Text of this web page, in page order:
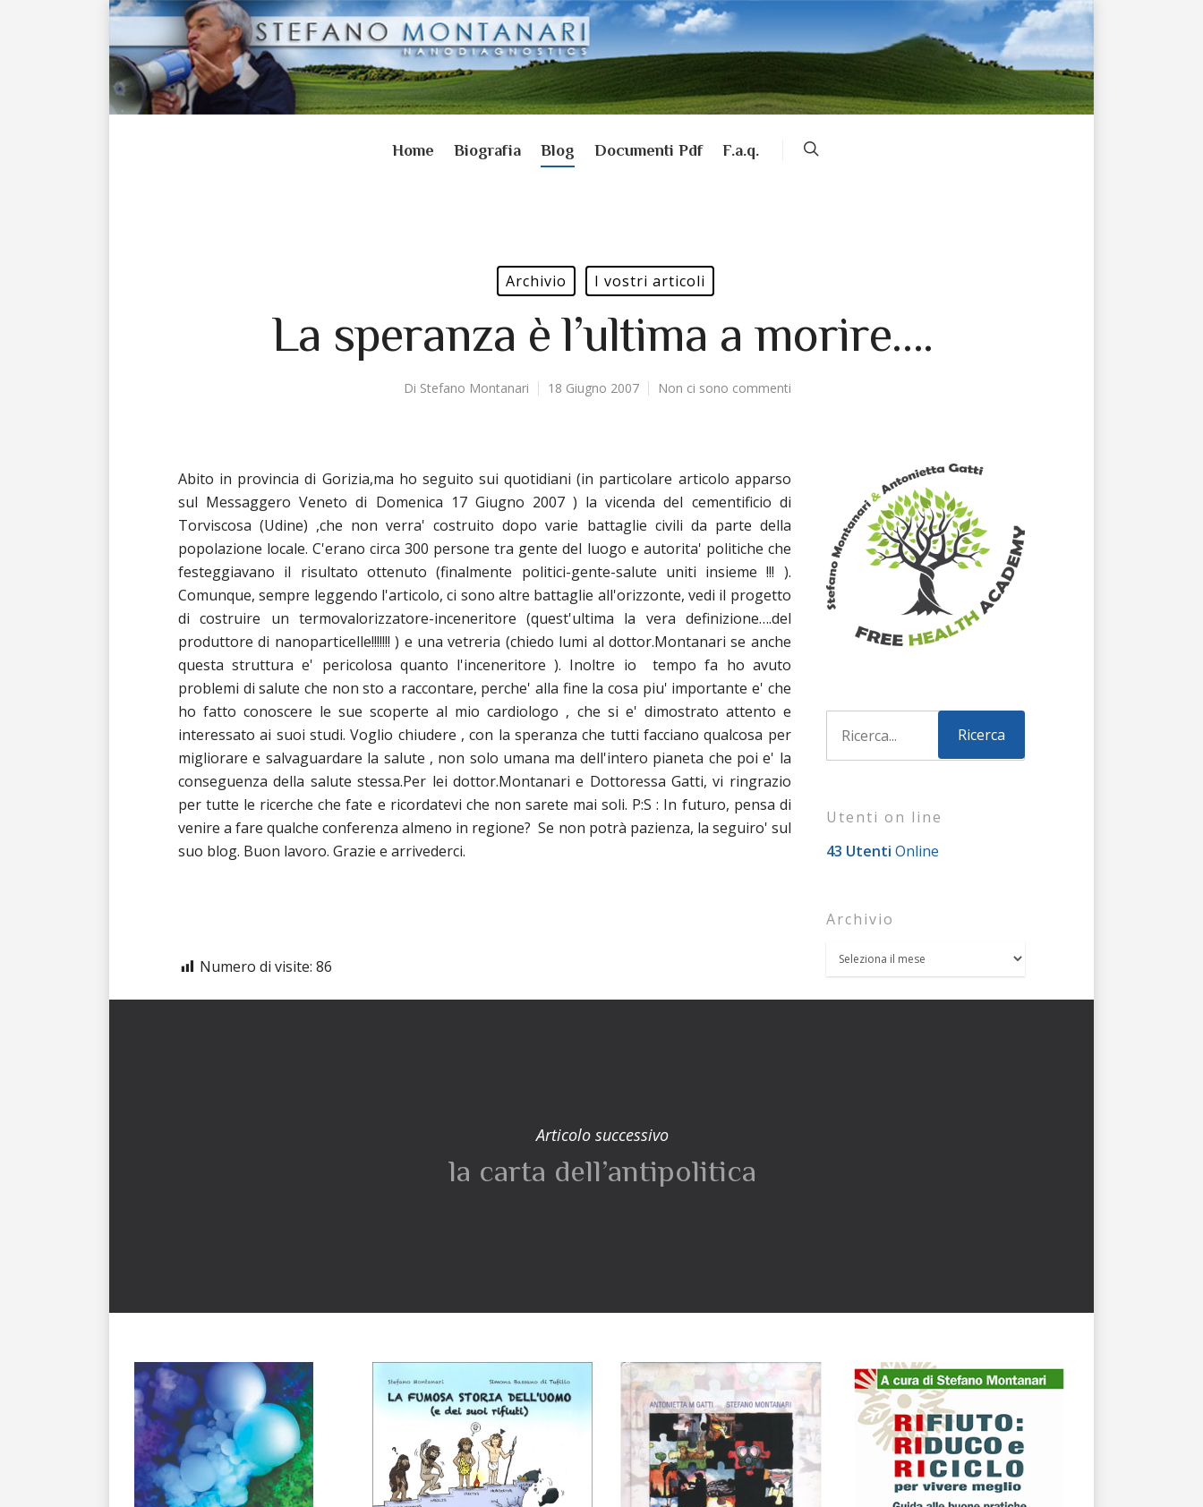
Home Biografia Blog Documenti Pdf F.a.q.
Archivio I vostri articoli
La speranza è l’ultima a morire….
Di Stefano Montanari 18 Giugno 2007 Non ci sono commenti
Abito in provincia di Gorizia,ma ho seguito sui quotidiani (in particolare articolo apparso
sul Messaggero Veneto di Domenica 17 Giugno 2007 ) la vicenda del cementificio di
Torviscosa (Udine) ,che non verra' costruito dopo varie battaglie civili da parte della
popolazione locale. C'erano circa 300 persone tra gente del luogo e autorita' politiche che
festeggiavano il risultato ottenuto (finalmente politici-gente-salute uniti insieme !!! ).
Comunque, sempre leggendo l'articolo, ci sono altre battaglie all'orizzonte, vedi il progetto
di costruire un termovalorizzatore-inceneritore (quest'ultima la vera definizione….del
produttore di nanoparticelle!!!!!!! ) e una vetreria (chiedo lumi al dottor.Montanari se anche
questa struttura e' pericolosa quanto l'inceneritore ). Inoltre io tempo fa ho avuto
problemi di salute che non sto a raccontare, perche' alla fine la cosa piu' importante e' che
ho fatto conoscere le sue scoperte al mio cardiologo , che si e' dimostrato attento e
interessato ai suoi studi. Voglio chiudere , con la speranza che tutti facciano qualcosa per
migliorare e salvaguardare la salute , non solo umana ma dell'intero pianeta che poi e' la
conseguenza della salute stessa.Per lei dottor.Montanari e Dottoressa Gatti, vi ringrazio
per tutte le ricerche che fate e ricordatevi che non sarete mai soli. P:S : In futuro, pensa di
venire a fare qualche conferenza almeno in regione? Se non potrà pazienza, la seguiro' sul
suo blog. Buon lavoro. Grazie e arrivederci.
Numero di visite: 86
Utenti on line
43 Utenti Online
Archivio
Articolo successivo
la carta dell’antipolitica